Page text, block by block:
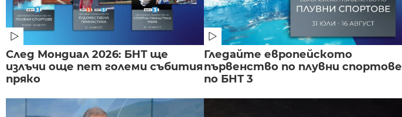
След Мондиал 2026: БНТ ще
излъчи още пет големи събития
пряко
Гледайте европейското
първенство по плувни спортове
по БНТ 3